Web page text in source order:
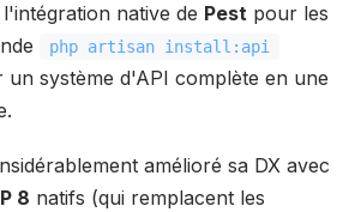
native de Pest pour les
php artisan install:api
un système d'API complète en une
amélioré sa DX avec
8 natifs (qui remplacent les